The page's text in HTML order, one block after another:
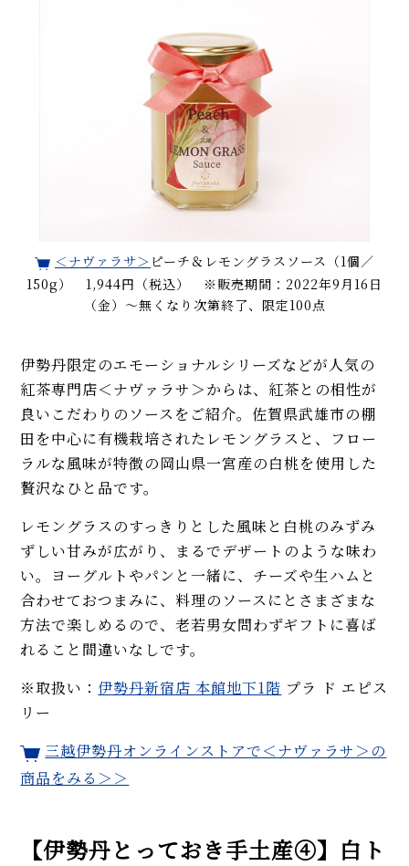
＜ナヴァラサ＞ ピーチ＆レモングラスソース（1個／
150g） 1,944円（税込） ※販売期間：2022年9月16日
（金）～無くなり次第終了、限定100点
伊勢丹限定のエモーショナルシリーズなどが人気の
紅茶専門店＜ナヴァラサ＞からは、紅茶との相性が
良いこだわりのソースをご紹介。佐賀県武雄市の棚
田を中心に有機栽培されたレモングラスと、フロー
ラルな風味が特徴の岡山県一宮産の白桃を使用した
贅沢なひと品です。
レモングラスのすっきりとした風味と白桃のみずみ
ずしい甘みが広がり、まるでデザートのような味わ
い。ヨーグルトやパンと一緒に、チーズや生ハムと
合わせておつまみに、料理のソースにとさまざまな
方法で楽しめるので、老若男女問わずギフトに喜ば
れること間違いなしです。
※取扱い： 伊勢丹新宿店 本館地下1階 プラ ド エピス
リー
三越伊勢丹オンラインストアで＜ナヴァラサ＞の
商品をみる＞＞
【伊勢丹とっておき手土産④】白ト